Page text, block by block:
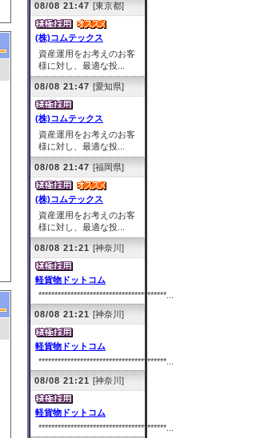
08/08 21:47 [東京都]
(株)コムテックス
資産運用をお考えのお客
様に対し、最適な投...
08/08 21:47 [愛知県]
(株)コムテックス
資産運用をお考えのお客
様に対し、最適な投...
08/08 21:47 [福岡県]
(株)コムテックス
資産運用をお考えのお客
様に対し、最適な投...
08/08 21:21 [神奈川]
軽貨物ドットコム
****************************************...
08/08 21:21 [神奈川]
軽貨物ドットコム
****************************************...
08/08 21:21 [神奈川]
軽貨物ドットコム
****************************************...